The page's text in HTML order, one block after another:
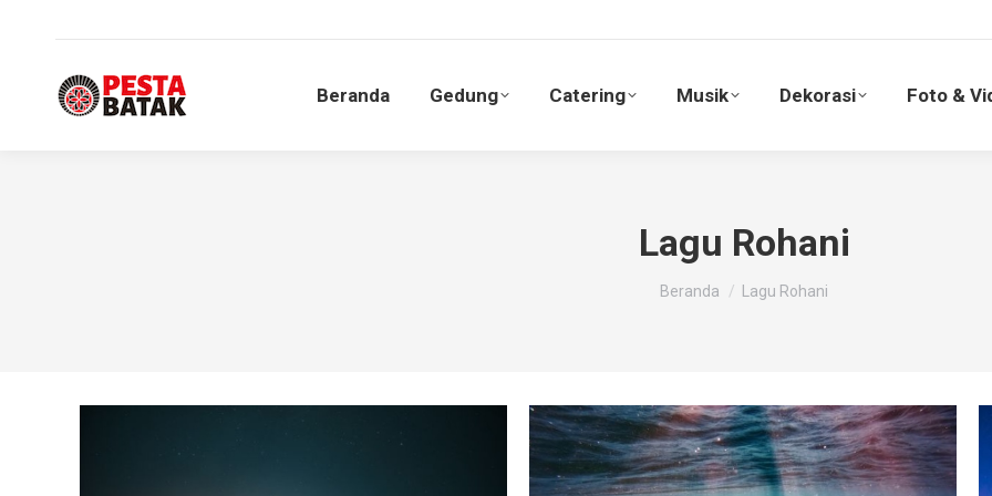
Beranda Gedung Catering Musik Dekorasi Foto &
Lagu Rohani
You are here:
Beranda Lagu Rohani
Beranda Gedung Catering Musik Dekorasi Foto &